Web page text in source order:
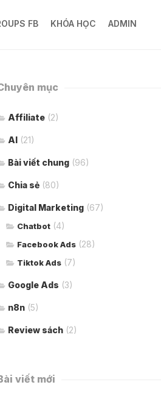
FB KHÓA HỌC ADMIN
mục
Affiliate (2)
AI (21)
Bài viết chung (96)
Chia sẻ (80)
Digital Marketing (67)
Chatbot (4)
Facebook Ads (28)
Tiktok Ads (7)
Google Ads (3)
n8n (5)
Review sách (2)
viết mới